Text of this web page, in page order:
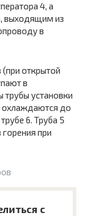
4, а
выходящим из
в
открытой
в
трубы установки
охлаждаются до
6. Труба 5
при
с